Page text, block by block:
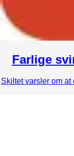
Farlige
Skiltet varsler om